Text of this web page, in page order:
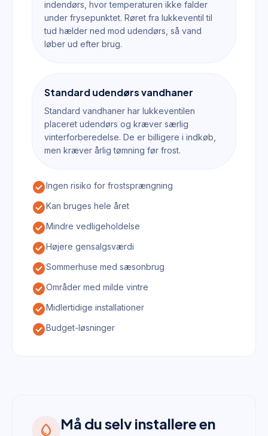
indendørs, hvor temperaturen ikke falder
under frysepunktet. Røret fra lukkeventil til
tud hælder ned mod udendørs, så vand
løber ud efter brug.
Standard udendørs vandhaner
Standard vandhaner har lukkeventilen
placeret udendørs og kræver særlig
vinterforberedelse. De er billigere i indkøb,
men kræver årlig tømning før frost.
check_circleIngen risiko for frostsprængning
check_circleKan bruges hele året
check_circleMindre vedligeholdelse
check_circleHøjere gensalgsværdi
check_circleSommerhuse med sæsonbrug
check_circleOmråder med milde vintre
check_circleMidlertidige installationer
check_circleBudget-løsninger
water_drop
Må du selv installere en